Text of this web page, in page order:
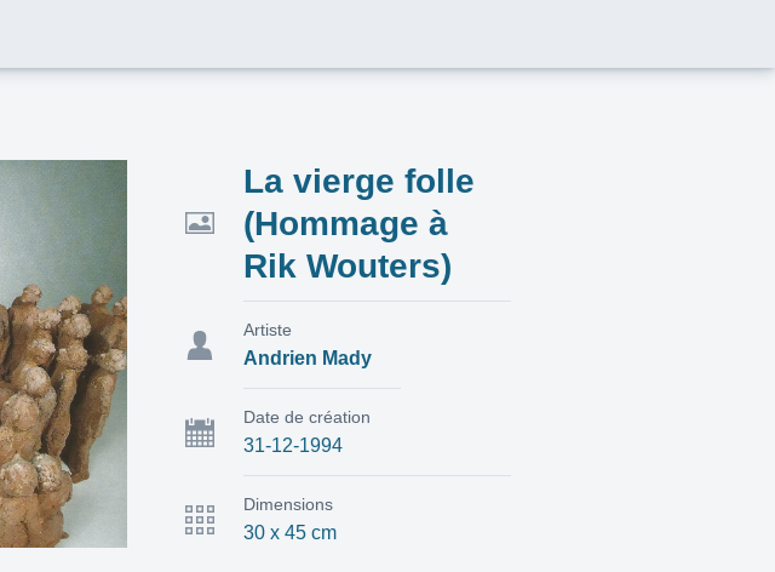
La vierge folle
(Hommage à
Rik Wouters)
Andrien Mady
Artiste
31-12-1994
Date de création
30 x 45 cm
Dimensions